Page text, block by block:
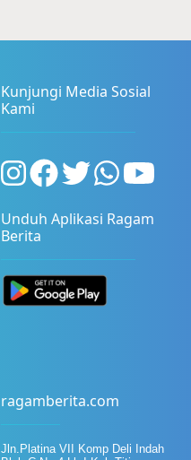
Kunjungi Media Sosial
Kami
Unduh Aplikasi Ragam
Berita
ragamberita.com
Jln.Platina VII Komp Deli Indah